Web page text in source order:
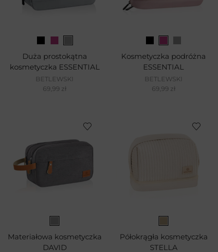
Duża prostokątna
kosmetyczka ESSENTIAL
BETLEWSKI
69,99 zł
Kosmetyczka podróżna
ESSENTIAL
BETLEWSKI
69,99 zł
Materiałowa kosmetyczka
DAVID
Półokrągła kosmetyczka
STELLA